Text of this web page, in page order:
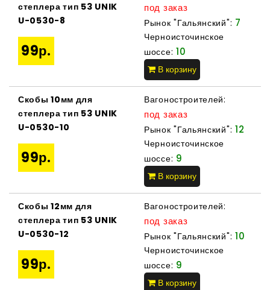
степлера тип 53 UNIK
U-0530-8
99р.
под заказ
Рынок "Гальянский": 7
Черноисточинское
шоссе: 10
В корзину
Скобы 10мм для
степлера тип 53 UNIK
U-0530-10
99р.
Вагоностроителей:
под заказ
Рынок "Гальянский": 12
Черноисточинское
шоссе: 9
В корзину
Скобы 12мм для
степлера тип 53 UNIK
U-0530-12
99р.
Вагоностроителей:
под заказ
Рынок "Гальянский": 10
Черноисточинское
шоссе: 9
В корзину